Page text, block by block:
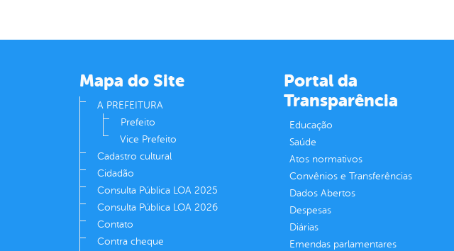
Mapa do Site
A PREFEITURA
Prefeito
Vice Prefeito
Cadastro cultural
Cidadão
Consulta Pública LOA 2025
Consulta Pública LOA 2026
Contato
Contra cheque
Portal da
Transparência
Educação
Saúde
Atos normativos
Convênios e Transferências
Dados Abertos
Despesas
Diárias
Emendas parlamentares